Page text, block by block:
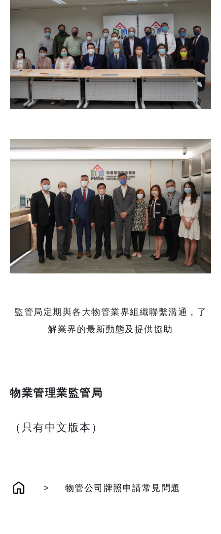
監管局定期與各大物管業界組織聯繫溝通，了
解業界的最新動態及提供協助
物業管理業監管局
（只有中文版本）
> 物管公司牌照申請常見問題